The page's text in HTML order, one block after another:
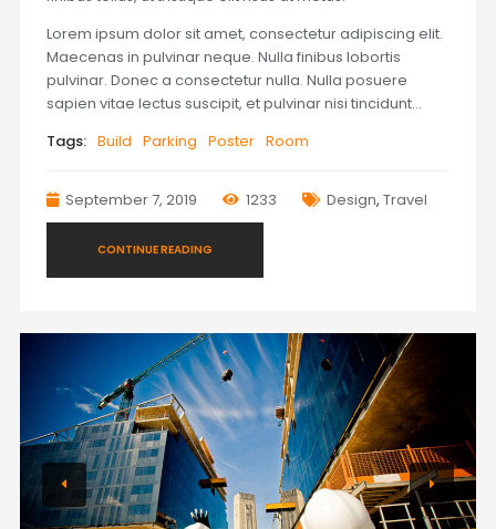
Lorem ipsum dolor sit amet, consectetur adipiscing elit.
Maecenas in pulvinar neque. Nulla finibus lobortis
pulvinar. Donec a consectetur nulla. Nulla posuere
sapien vitae lectus suscipit, et pulvinar nisi tincidunt…
Tags: Build Parking Poster Room
September 7, 2019 1233 Design, Travel
CONTINUE READING